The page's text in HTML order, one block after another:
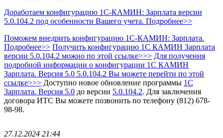
Доработаем конфигурацию 1С-КАМИН: Зарплата версии
5.0.104.2 под особенности Вашего учета. Подробнее>>
Поможем внедрить конфигурацию 1С-КАМИН: Зарплата.
Подробнее>> Получить конфигурацию 1С КАМИН Зарплата
версии 5.0.104.2 можно по этой ссылке>>> Для получения
подробной информации о конфигурации 1С КАМИН
Зарплата. Версия 5.0 5.0.104.2 Вы можете перейти по этой
ссылке>>> Доступно новое обновление программы 1С
Зарплата. Версия 5.0 до версии 5.0.104.2. Для заключения
договора ИТС Вы можете позвонить по телефону (812) 678-
98-98.
27.12.2024 21:44